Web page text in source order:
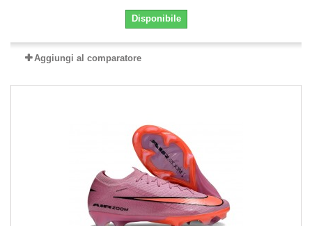
Disponibile
Aggiungi al comparatore